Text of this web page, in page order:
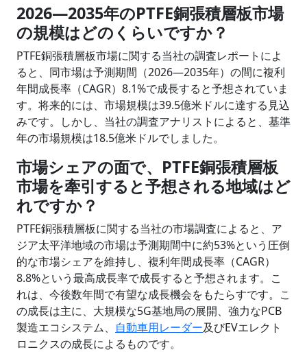
2026―2035年のPTFE銅張積層板市場
の規模はどのくらいですか？
PTFE銅張積層板市場に関する当社の調査レポートによ
ると、同市場は予測期間（2026―2035年）の間に複利
年間成長率（CAGR）8.1%で成長すると予想されていま
す。将来的には、市場規模は39.5億米ドルに達する見込
みです。しかし、当社の調査アナリストによると、基準
年の市場規模は18.5億米ドルでしました。
市場シェアの面で、PTFE銅張積層板
市場を牽引すると予想される地域はど
れですか？
PTFE銅張積層板に関する当社の市場調査によると、ア
ジア太平洋地域の市場は予測期間中に約53%という圧倒
的な市場シェアを維持し、複利年間成長率（CAGR）
8.8%という最高成長率で成長すると予想されます。こ
れは、今後数年間で有望な成長機会をもたらすです。こ
の成長は主に、大規模な5G基地局の展開、強力なPCB
製造エコシステム、 自動車用レーダー及びEVエレクト
ロニクスの成長によるものです。